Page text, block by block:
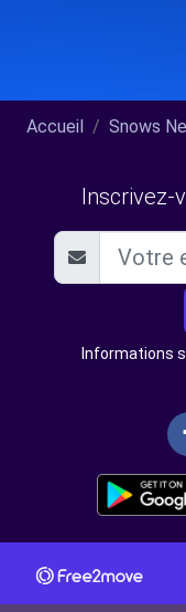
Accueil Snows
Inscrivez-
Informations